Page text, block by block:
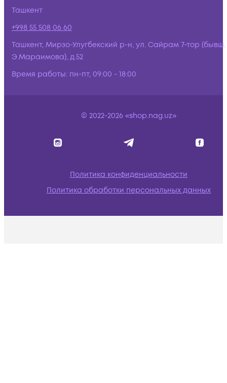
Ташкент
+998 55 508 06 60
Ташкент, Мирзо-Улугбекский р-н, ул. Сайрам 7-тор (бывш.
Э.Мараимова), д.52
Время работы: пн-пт, 09:00 - 18:00
© 2022-2026 «shop.nag.uz»
Политика конфиденциальности
Политика обработки персональных данных